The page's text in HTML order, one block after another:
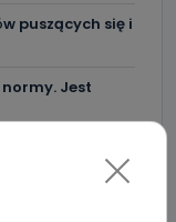
puszących się i
Jest